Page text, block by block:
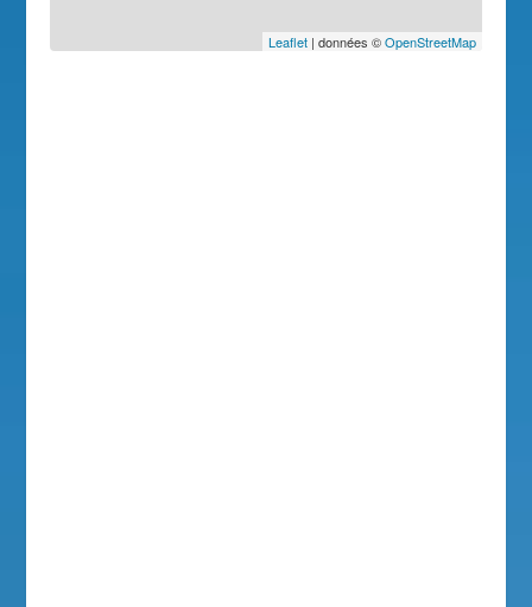
Leaflet| données ©OpenStreetMap